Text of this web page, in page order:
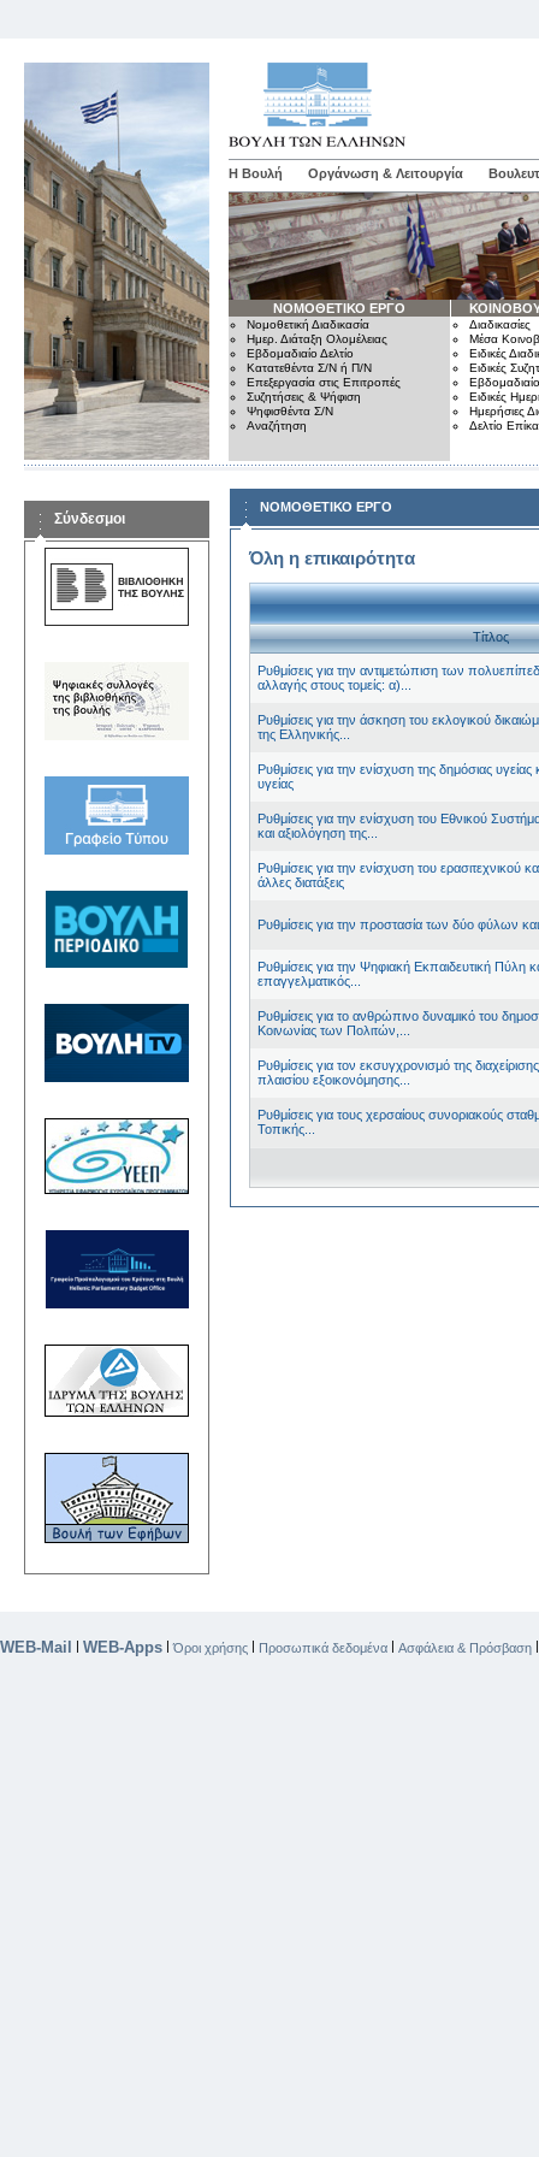
Η Βουλή Οργάνωση & Λειτουργία
ΝΟΜΟΘΕΤΙΚΟ ΕΡΓΟ
Νομοθετική Διαδικασία
Ημερ. Διάταξη Ολομέλειας
Εβδομαδιαίο Δελτίο
Κατατεθέντα Σ/Ν ή Π/Ν
Επεξεργασία στις Επιτροπές
Συζητήσεις & Ψήφιση
Ψηφισθέντα Σ/Ν
Αναζήτηση
Διαδικασίες
Μέσα
Ειδικές
Ειδικές
Εβδομαδιαίο
Ειδικές
Ημερήσιες
Δελτίο
Σύνδεσμοι
ΝΟΜΟΘΕΤΙΚΟ ΕΡΓΟ
Όλη η επικαιρότητα
Τίτλος
Ρυθμίσεις για την αντιμετώπιση των
αλλαγής στους τομείς: α)...
Ρυθμίσεις για την άσκηση του εκλογικού
της Ελληνικής...
Ρυθμίσεις για την ενίσχυση της δημόσιας
υγείας
Ρυθμίσεις για την ενίσχυση του Εθνικού
και αξιολόγηση της...
Ρυθμίσεις για την ενίσχυση του ερασιτεχνικού
άλλες διατάξεις
Ρυθμίσεις για την προστασία των δύο φύλων και
Ρυθμίσεις για την Ψηφιακή Εκπαιδευτική Πύλη
επαγγελματικός...
Ρυθμίσεις για το ανθρώπινο δυναμικό του
Κοινωνίας των Πολιτών,...
Ρυθμίσεις για τον εκσυγχρονισμό της
πλαισίου εξοικονόμησης...
Ρυθμίσεις για τους χερσαίους συνοριακούς
Τοπικής...
WEB-Mail WEB-Apps |Όροι χρήσης Προσωπικά δεδομένα Ασφάλεια & Πρόσβαση